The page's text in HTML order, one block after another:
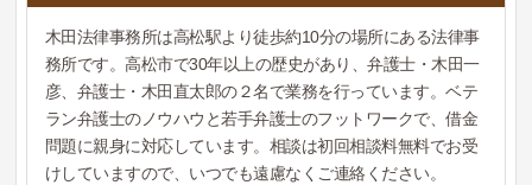
木田法律事務所は高松駅より徒歩約10分の場所にある法律事
務所です。高松市で30年以上の歴史があり、弁護士・木田一
彦、弁護士・木田直太郎の２名で業務を行っています。ベテ
ラン弁護士のノウハウと若手弁護士のフットワークで、借金
問題に親身に対応しています。相談は初回相談料無料でお受
けしていますので、いつでも遠慮なくご連絡ください。